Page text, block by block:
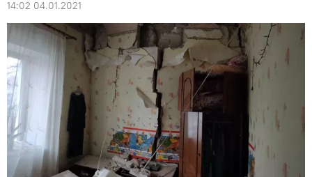
14:02 04.01.2021